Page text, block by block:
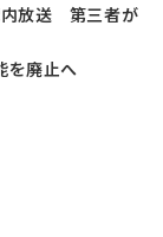
内放送 第三者が
を廃止へ